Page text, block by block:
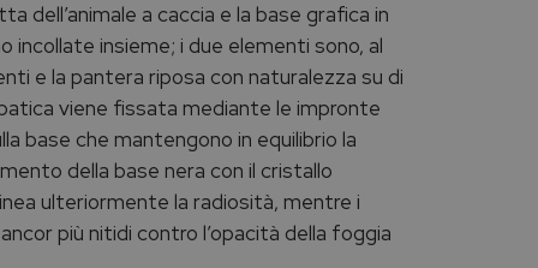
dell’animale a caccia e la base grafica in
incollate insieme; i due elementi sono, al
e la pantera riposa con naturalezza su di
viene fissata mediante le impronte
base che mantengono in equilibrio la
della base nera con il cristallo
ulteriormente la radiosità, mentre i
più nitidi contro l’opacità della foggia